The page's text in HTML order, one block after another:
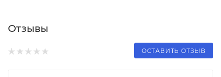
Отзывы
ОСТАВИТЬ ОТЗЫВ